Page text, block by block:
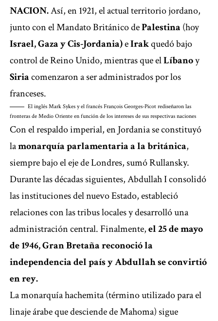
NACION.Así, en 1921, el actual territorio jordano,
junto con el Mandato Británico dePalestina (hoy
Israel, Gaza y Cis-Jordania)eIrakquedó bajo
control de Reino Unido, mientras que elLíbanoy
Siriacomenzaron a ser administrados por los
franceses.
El inglés Mark Sykes y el francés François Georges-Picot rediseñaron las
fronteras de Medio Oriente en función de los intereses de sus respectivas naciones
Con el respaldo imperial, en Jordania se constituyó
lamonarquía parlamentaria a la británica,
siempre bajo el eje de Londres, sumó Rullansky.
Durante las décadas siguientes, Abdullah I consolidó
las instituciones del nuevo Estado, estableció
relaciones con las tribus locales y desarrolló una
administración central. Finalmente,el 25 de mayo
de 1946, Gran Bretaña reconoció la
independencia del país y Abdullah se convirtió
en rey.
La monarquía hachemita (término utilizado para el
linaje árabe que desciende de Mahoma) sigue